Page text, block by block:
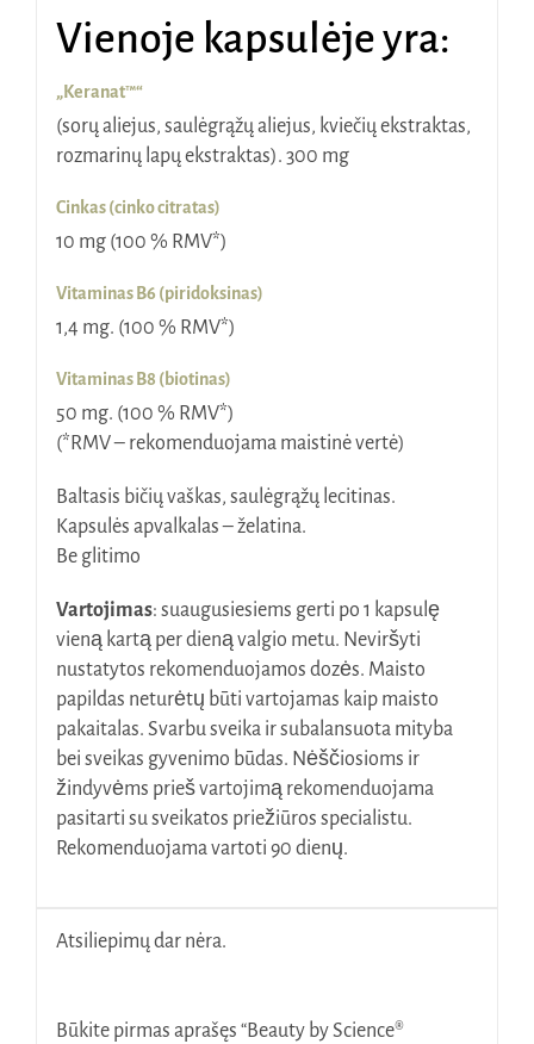
Vienoje kapsulėje yra:
„Keranat™“
(sorų aliejus, saulėgrąžų aliejus, kviečių ekstraktas,
rozmarinų lapų ekstraktas). 300 mg
Cinkas (cinko citratas)
10 mg (100 % RMV*)
Vitaminas B6 (piridoksinas)
1,4 mg. (100 % RMV*)
Vitaminas B8 (biotinas)
50 mg. (100 % RMV*)
(*RMV – rekomenduojama maistinė vertė)
Baltasis bičių vaškas, saulėgrąžų lecitinas.
Kapsulės apvalkalas – želatina.
Be glitimo
Vartojimas: suaugusiesiems gerti po 1 kapsulę
vieną kartą per dieną valgio metu. Neviršyti
nustatytos rekomenduojamos dozės. Maisto
papildas neturėtų būti vartojamas kaip maisto
pakaitalas. Svarbu sveika ir subalansuota mityba
bei sveikas gyvenimo būdas. Nėščiosioms ir
žindyvėms prieš vartojimą rekomenduojama
pasitarti su sveikatos priežiūros specialistu.
Rekomenduojama vartoti 90 dienų.
Atsiliepimų dar nėra.
Būkite pirmas aprašęs “Beauty by Science®